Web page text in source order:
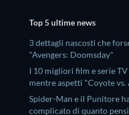
Top 5 ultime news
3 dettagli nascosti che
"Avengers: Doomsday"
I 10 migliori film e serie
mentre aspetti "Coyote vs.
Spider-Man e il Punitore
complicato di quanto pensi